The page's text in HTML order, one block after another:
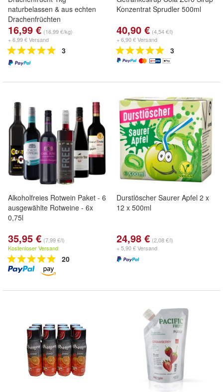
naturbelassen & aus echten
Drachenfrüchten
16,99 € (16,99 €/kg)
+ 6,99 € Versand
3
Konzentrat Sprudler 500ml
40,90 € (4,54 €/l)
+ 6,90 € Versand
3
Alkoholfreies Rotwein Paket - 6
ausgewählte Rotweine - 6x
0,75l
35,95 € (7,99 €/l)
Kostenloser Versand
20
Durstlöscher Saurer Apfel 2 x
12 x 500ml
24,98 € (2,08 €/l)
+ 5,90 € Versand